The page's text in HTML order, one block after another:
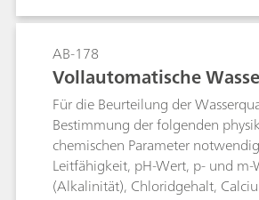
Silbernitratlösung. Iodid stört die
nicht.Iodid wird durch Hypobromit
oxidiert. Nach Zerstörung des
Hypobromits erfolgt die
Titration (des aus Iodat
Natriumthiosulfatlösung. Bromid
grossem Überschuss nicht.Die
Verfahren gestatten es, Bromid
einem grossen Überschuss an
AB-178
Vollautomatische
Für die Beurteilung der
Bestimmung der folgenden
chemischen Parameter
Leitfähigkeit, pH-Wert, p- und m-
(Alkalinität), Chloridgehalt,